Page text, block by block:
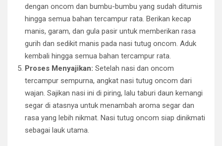
dengan oncom dan bumbu-bumbu yang sudah ditumis
hingga semua bahan tercampur rata. Berikan kecap
manis, garam, dan gula pasir untuk memberikan rasa
gurih dan sedikit manis pada nasi tutug oncom. Aduk
kembali hingga semua bahan tercampur rata.
Proses Menyajikan: Setelah nasi dan oncom
tercampur sempurna, angkat nasi tutug oncom dari
wajan. Sajikan nasi ini di piring, lalu taburi daun kemangi
segar di atasnya untuk menambah aroma segar dan
rasa yang lebih nikmat. Nasi tutug oncom siap dinikmati
sebagai lauk utama.